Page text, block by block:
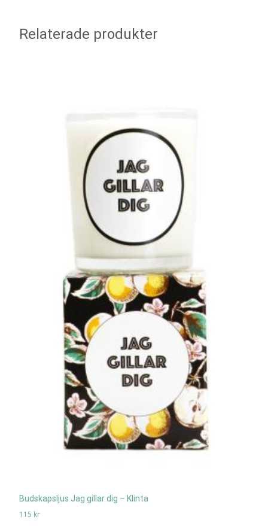
Relaterade produkter
Budskapsljus Jag gillar dig – Klinta
115 kr